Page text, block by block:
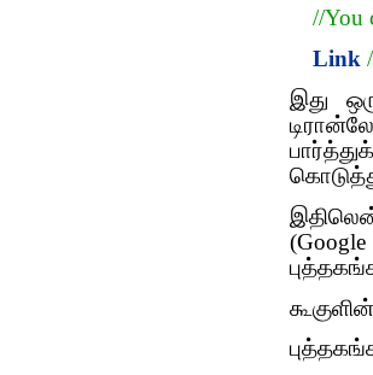
//You
Link
இது